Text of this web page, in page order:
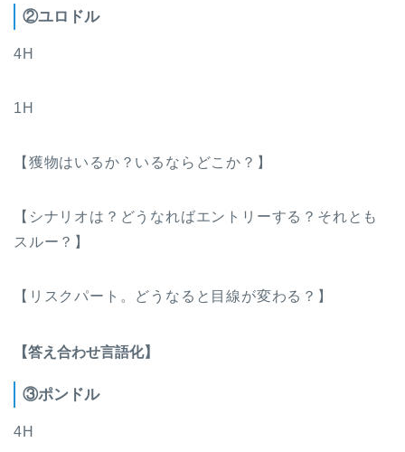
②ユロドル
4H
1H
【獲物はいるか？いるならどこか？】
【シナリオは？どうなればエントリーする？それとも
スルー？】
【リスクパート。どうなると目線が変わる？】
【答え合わせ言語化】
③ポンドル
4H